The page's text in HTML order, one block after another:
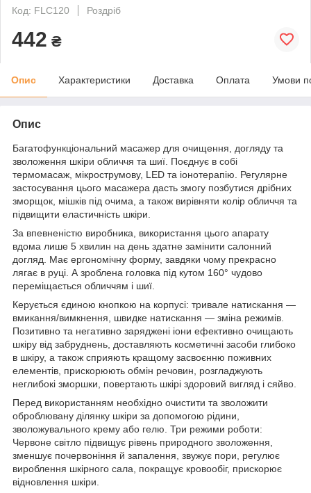
Код: FLC120
Роздріб
442 ₴
Опис Характеристики Доставка Оплата Умови
Опис
Багатофункціональний масажер для очищення, догляду та
зволоження шкіри обличчя та шиї. Поєднує в собі
термомасаж, мікрострумову, LED та іонотерапію. Регулярне
застосування цього масажера дасть змогу позбутися дрібних
зморщок, мішків під очима, а також вирівняти колір обличчя та
підвищити еластичність шкіри.
За впевненістю виробника, використання цього апарату
вдома лише 5 хвилин на день здатне замінити салонний
догляд. Має ергономічну форму, завдяки чому прекрасно
лягає в руці. А зроблена головка під кутом 160° чудово
переміщається обличчям і шиї.
Керується єдиною кнопкою на корпусі: тривале натискання —
вмикання/вимкнення, швидке натискання — зміна режимів.
Позитивно та негативно заряджені іони ефективно очищають
шкіру від забруднень, доставляють косметичні засоби глибоко
в шкіру, а також сприяють кращому засвоєнню поживних
елементів, прискорюють обмін речовин, розгладжують
неглибокі зморшки, повертають шкірі здоровий вигляд і сяйво.
Перед використанням необхідно очистити та зволожити
оброблювану ділянку шкіри за допомогою рідини,
зволожувального крему або гелю. Три режими роботи:
Червоне світло підвищує рівень природного зволоження,
зменшує почервоніння й запалення, звужує пори, регулює
вироблення шкірного сала, покращує кровообіг, прискорює
відновлення шкіри.